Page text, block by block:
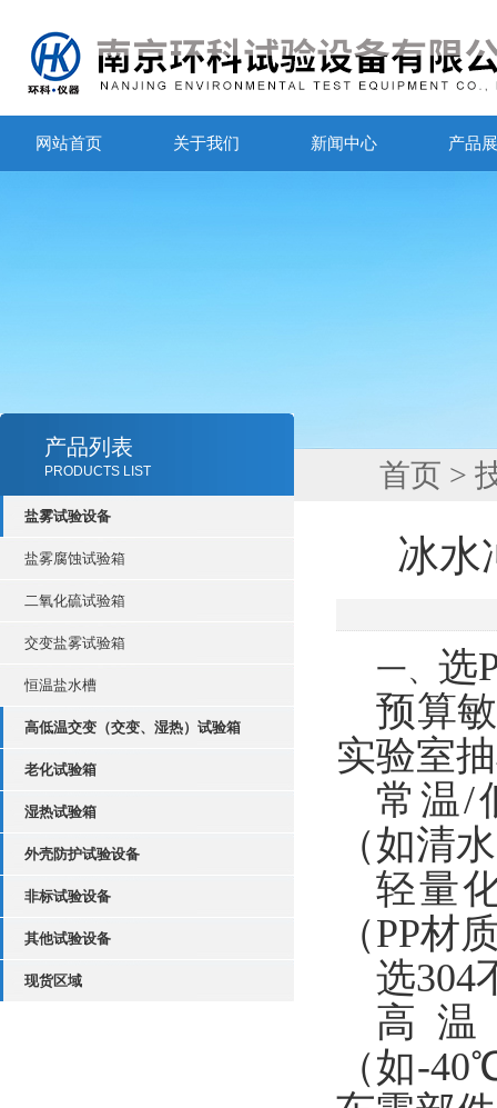
网站首页 关于我们 新闻中心 产品
产品列表
PRODUCTS LIST
盐雾试验设备
盐雾腐蚀试验箱
二氧化硫试验箱
交变盐雾试验箱
恒温盐水槽
高低温交变（交变、湿热）试验箱
老化试验箱
湿热试验箱
外壳防护试验设备
非标试验设备
其他试验设备
现货区域
首页 >
冰水
一、 选
预算
实验室
常温/
（如清
轻量
（PP材
选304
高
（如-